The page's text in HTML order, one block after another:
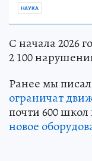
НАУКА
С начала 2026
2 100
Ранее мы
ограничат
почти 600 школ
новое